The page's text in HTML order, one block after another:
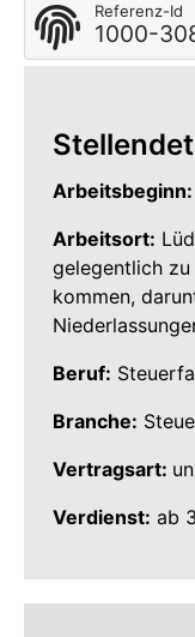
Referenz-Id
1000-
Arbeitsbeginn:
Arbeitsort:
gelegentlich
kommen,
Beruf:
Branche:
Vertragsart:
Verdienst: ab